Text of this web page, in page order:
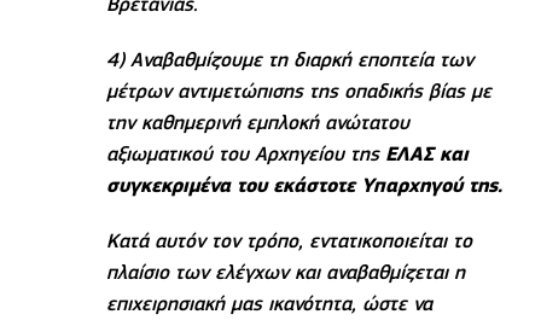
Βρετανίας.
4) Αναβαθμίζουμε τη διαρκή εποπτεία των
μέτρων αντιμετώπισης της οπαδικής βίας με
την καθημερινή εμπλοκή ανώτατου
αξιωματικού του Αρχηγείου της ΕΛΑΣ και
συγκεκριμένα του εκάστοτε Υπαρχηγού της.
Κατά αυτόν τον τρόπο, εντατικοποιείται το
πλαίσιο των ελέγχων και αναβαθμίζεται η
επιχειρησιακή μας ικανότητα, ώστε να